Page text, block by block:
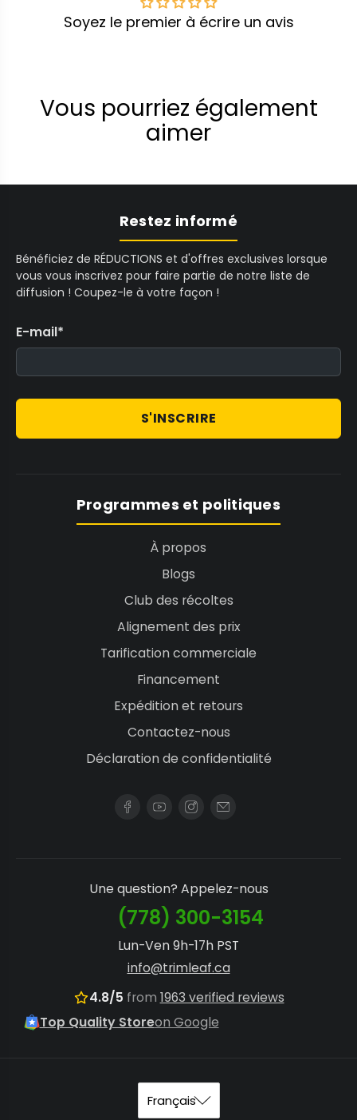
Soyez le premier à écrire un avis
Vous pourriez également
aimer
Restez informé
Bénéficiez de RÉDUCTIONS et d'offres exclusives lorsque
vous vous inscrivez pour faire partie de notre liste de
diffusion ! Coupez-le à votre façon !
E-mail*
S'INSCRIRE
Programmes et politiques
À propos
Blogs
Club des récoltes
Alignement des prix
Tarification commerciale
Financement
Expédition et retours
Contactez-nous
Déclaration de confidentialité
Une question? Appelez-nous
(778) 300-3154
Lun-Ven 9h-17h PST
info@trimleaf.ca
4.8/5 from 1963 verified reviews
Top Quality Storeon Google